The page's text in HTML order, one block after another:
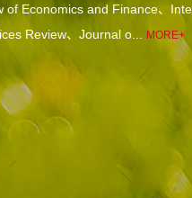
Economics and Finance、
Review、Journal o...
MORE+